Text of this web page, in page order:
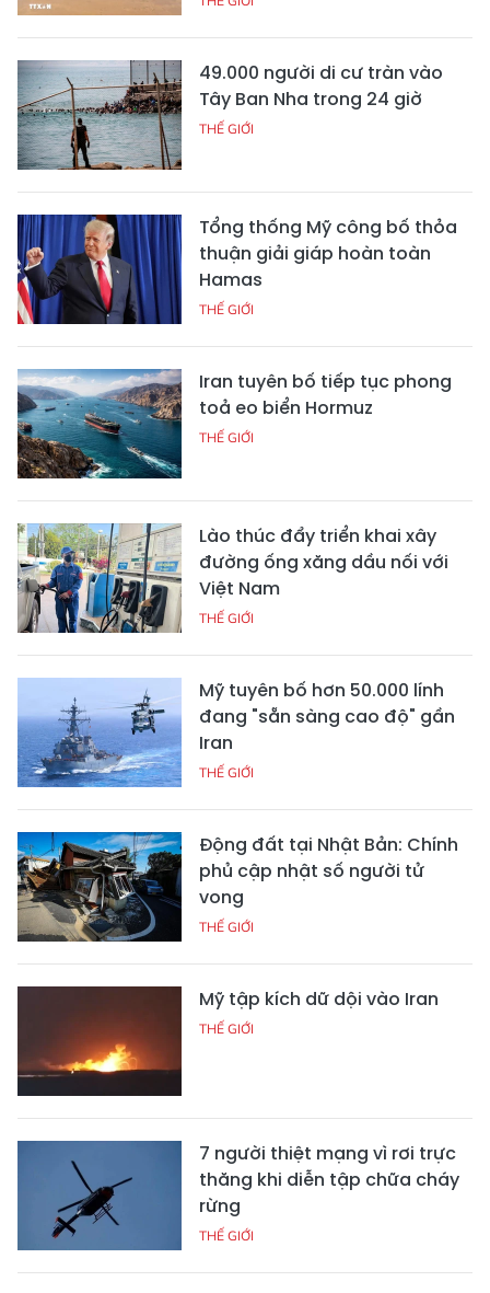
49.000 người di cư tràn vào
Tây Ban Nha trong 24 giờ
THẾ GIỚI
Tổng thống Mỹ công bố thỏa
thuận giải giáp hoàn toàn
Hamas
THẾ GIỚI
Iran tuyên bố tiếp tục phong
toả eo biển Hormuz
THẾ GIỚI
Lào thúc đẩy triển khai xây
đường ống xăng dầu nối với
Việt Nam
THẾ GIỚI
Mỹ tuyên bố hơn 50.000 lính
đang "sẵn sàng cao độ" gần
Iran
THẾ GIỚI
Động đất tại Nhật Bản: Chính
phủ cập nhật số người tử
vong
THẾ GIỚI
Mỹ tập kích dữ dội vào Iran
THẾ GIỚI
7 người thiệt mạng vì rơi trực
thăng khi diễn tập chữa cháy
rừng
THẾ GIỚI